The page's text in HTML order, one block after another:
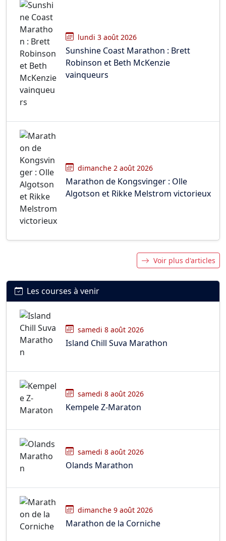
lundi 3 août 2026
Sunshine Coast Marathon : Brett
Robinson et Beth McKenzie
vainqueurs
dimanche 2 août 2026
Marathon de Kongsvinger : Olle
Algotson et Rikke Melstrom victorieux
Voir plus d'articles
Les courses à venir
samedi 8 août 2026
Island Chill Suva Marathon
samedi 8 août 2026
Kempele Z-Maraton
samedi 8 août 2026
Olands Marathon
dimanche 9 août 2026
Marathon de la Corniche